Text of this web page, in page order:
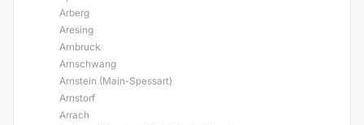
Arberg
Aresing
Arnbruck
Arnschwang
Arnstein (Main-Spessart)
Arnstorf
Arrach